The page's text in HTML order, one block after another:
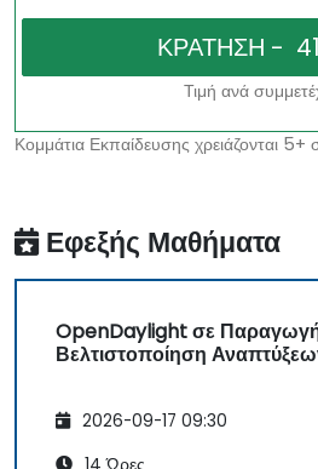
Τιμή ανά
Κομμάτια Εκπαίδευσης χρειάζονται 5+
Εφεξής Μαθήματα
OpenDaylight σε
Βελτιστοποίηση
2026-09-17 09:30